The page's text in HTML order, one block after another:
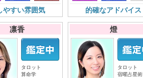
やすい雰囲気 的確なアドバイス
凛香
タロット
算命学
燈
タロット
宿曜占星術